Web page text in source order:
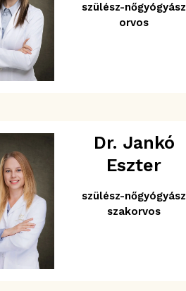
szülész-nőgyógyász
orvos
Dr. Jankó
Eszter
szülész-nőgyógyász
szakorvos